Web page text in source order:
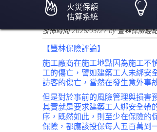
火災保額
估算系統
業鋼索斷裂墜B
欲閱讀全文請點上列新聞標題
發佈時間2026/03/27by豐林保險經
【豐林保險評論】
施工廠商在施工地點因為施工不
工的傷亡，譬如建築工人未綁安
訪客的傷亡，當然在發生意外事
但是對於事前的風險管理與損害
其實就是要求建築工人綁安全帶
序，既然如此，則至少在保險的
保險，都應該投保每人五百萬到